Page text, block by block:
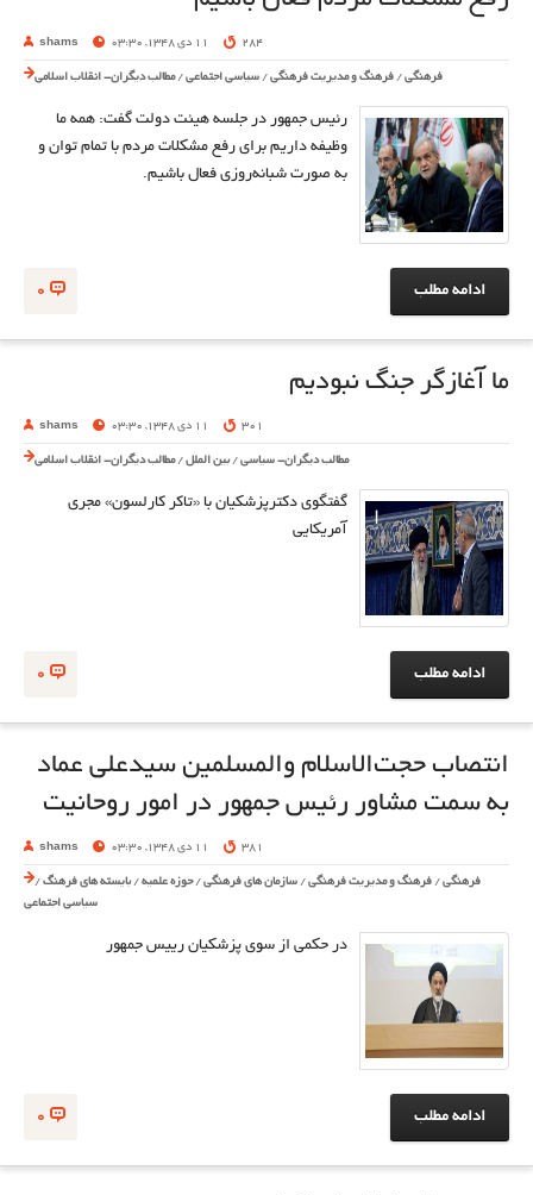
shams 11 دی 1348, 03:30 284
فرهنگی / فرهنگ و مدیریت فرهنگی / سیاسی اجتماعی /مطالب دیگران- انقلاب اسلامی
رئیس جمهور در جلسه هیئت دولت گفت: همه ما
وظیفه داریم برای رفع مشکلات مردم با تمام توان و
به صورت شبانه‌روزی فعال باشیم.
0 ادامه مطلب
ما آغازگر جنگ نبودیم
shams 11 دی 1348, 03:30 301
مطالب دیگران- سیاسی /بین الملل /مطالب دیگران- انقلاب اسلامی
گفتگوی دکترپزشکیان با «تاکر کارلسون» مجری
آمریکایی
0 ادامه مطلب
انتصاب حجت‌الاسلام والمسلمین سیدعلی عماد
به سمت مشاور رئیس جمهور در امور روحانیت
shams 11 دی 1348, 03:30 381
فرهنگی / فرهنگ و مدیریت فرهنگی / سازمان های فرهنگی /حوزه علمیه /بایسته های فرهنگ /
سیاسی اجتماعی
در حکمی از سوی پزشکیان رییس جمهور
0 ادامه مطلب